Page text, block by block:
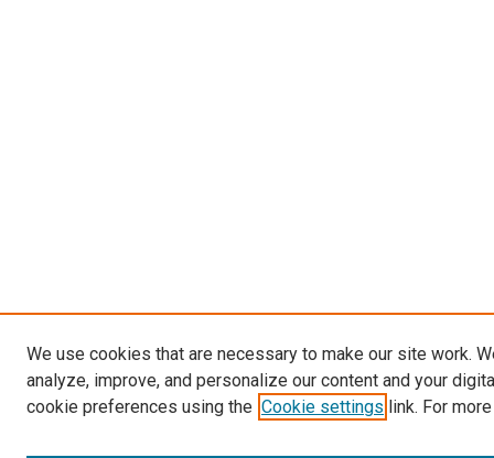
We use cookies that are necessary to make our site work.
analyze, improve, and personalize our content and your
cookie preferences using the Cookie settings link. For